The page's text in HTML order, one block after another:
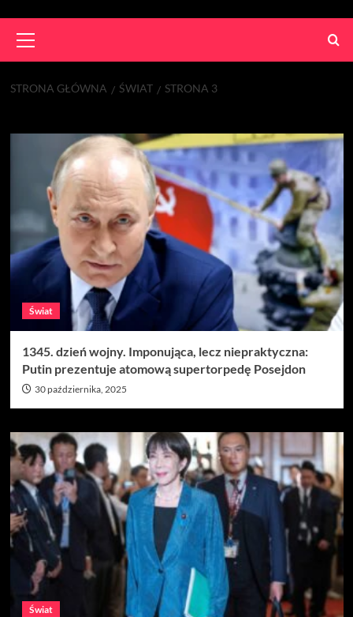
Menu
STRONA GŁÓWNA ŚWIAT STRONA 3
Świat
1345. dzień wojny. Imponująca, lecz niepraktyczna:
Putin prezentuje atomową supertorpedę Posejdon
30 października, 2025
Świat